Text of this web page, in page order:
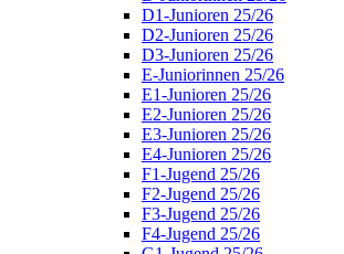
D1-Junioren 25/26
D2-Junioren 25/26
D3-Junioren 25/26
E-Juniorinnen 25/26
E1-Junioren 25/26
E2-Junioren 25/26
E3-Junioren 25/26
E4-Junioren 25/26
F1-Jugend 25/26
F2-Jugend 25/26
F3-Jugend 25/26
F4-Jugend 25/26